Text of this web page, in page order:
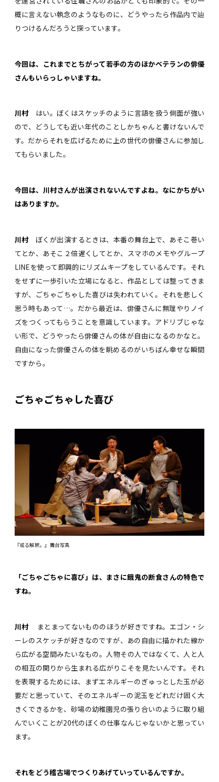
概に言えない執念のようなものに、どうやったら作品内で辿
りつけるんだろうと探っています。
――今回は、これまでとちがって若手の方のほかベテランの俳優
さんもいらっしゃいますね。
川村はい。ぼくはスケッチのように言語を扱う側面が強い
ので、どうしても近い年代のことしかちゃんと書けないんで
す。だからそれを広げるために上の世代の俳優さんに参加し
てもらいました。
――今回は、川村さんが出演されないんですよね。なにかちがい
はありますか。
川村ぼくが出演するときは、本番の舞台上で、あそこ巻い
てとか、あそこ２倍遅くしてとか、スマホのメモやグループ
LINEを使って即興的にリズムキープをしているんです。それ
をせずに一歩引いた立場になると、作品としては整ってきま
すが、ごちゃごちゃした喜びは失われていく。それを悲しく
思う時もあって…。だから最近は、俳優さんに無理やりノイ
ズをつくってもらうことを意識しています。アドリブじゃな
い形で、どうやったら俳優さんの体が自由になるのかなと。
自由になった俳優さんの体を眺めるのがいちばん幸せな瞬間
ですから。
ごちゃごちゃした喜び
『或る解釈。』舞台写真
――「ごちゃごちゃに喜び」は、まさに餓鬼の断食さんの特色で
すね。
川村まとまってないもののほうが好きですね。エゴン・シ
ーレのスケッチが好きなのですが、あの自由に描かれた線か
ら広がる空間みたいなもの。人物その人ではなくて、人と人
の相互の関りから生まれる広がりこそを見たいんです。それ
を表現するためには、まずエネルギーのぎゅっとした玉が必
要だと思っていて、そのエネルギーの泥玉をどれだけ固く大
きくできるかを、砂場の幼稚園児の張り合いのように取り組
んでいくことが20代のぼくの仕事なんじゃないかと思ってい
ます。
――それをどう稽古場でつくりあげていっているんですか。